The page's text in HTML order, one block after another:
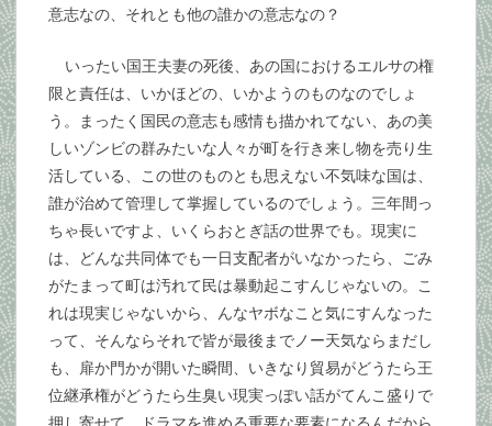
意志なの、それとも他の誰かの意志なの？
いったい国王夫妻の死後、あの国におけるエルサの権
限と責任は、いかほどの、いかようのものなのでしょ
う。まったく国民の意志も感情も描かれてない、あの美
しいゾンビの群みたいな人々が町を行き来し物を売り生
活している、この世のものとも思えない不気味な国は、
誰が治めて管理して掌握しているのでしょう。三年間っ
ちゃ長いですよ、いくらおとぎ話の世界でも。現実に
は、どんな共同体でも一日支配者がいなかったら、ごみ
がたまって町は汚れて民は暴動起こすんじゃないの。こ
れは現実じゃないから、んなヤボなこと気にすんなった
って、そんならそれで皆が最後までノー天気ならまだし
も、扉か門かが開いた瞬間、いきなり貿易がどうたら王
位継承権がどうたら生臭い現実っぽい話がてんこ盛りで